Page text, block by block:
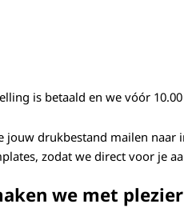
is betaald en we vóór
jouw drukbestand mailen
zodat we direct voor je
we met